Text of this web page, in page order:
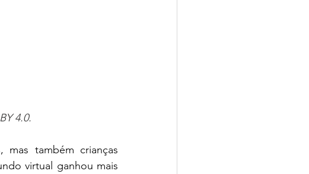
4.0.
também crianças
virtual ganhou mais